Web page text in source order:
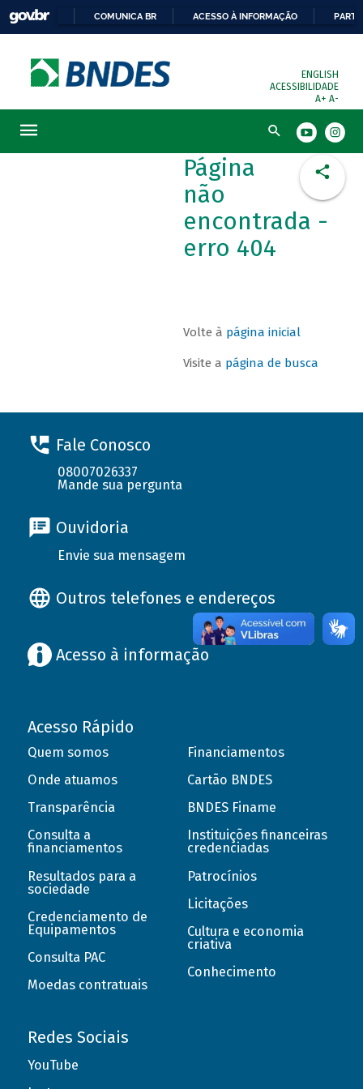
COMUNICA BR ACESSO À INFORMAÇÃO
ENGLISH
ACESSIBILIDADE
A+ A-
Busca
Página
não
encontrada -
erro 404
Volte à página inicial
Visite a página de busca
Fale Conosco
08007026337
Mande sua pergunta
Ouvidoria
Envie sua mensagem
Outros telefones e endereços
Acesso à informação
Acesso Rápido
Quem somos
Onde atuamos
Transparência
Consulta a
financiamentos
Resultados para a
sociedade
Credenciamento de
Equipamentos
Consulta PAC
Moedas contratuais
Financiamentos
Cartão BNDES
BNDES Finame
Instituições financeiras
credenciadas
Patrocínios
Licitações
Cultura e economia
criativa
Conhecimento
Redes Sociais
YouTube